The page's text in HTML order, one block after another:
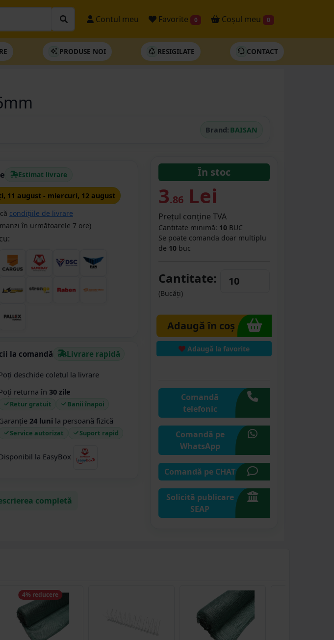
Contul meu Favorite 0 Coșul meu 0
PRODUSE NOI RESIGILATE CONTACT
Brand: BAISAN
Estimat livrare
11 august - miercuri, 12 august
condițiile de livrare
în următoarele 7 ore)
la comandă Livrare rapidă
deschide coletul la livrare
returna în 30 zile
Retur gratuit Banii înapoi
24 luni la persoană fizică
Service autorizat Suport rapid
la EasyBox
completă
În stoc
3.86 Lei
Prețul conține TVA
Cantitate minimă: 10 BUC
Se poate comanda doar multiplu
de 10 buc
Cantitate:
(Bucăți)
Adaugă în coș
Adaugă la favorite
Comandă
telefonic
Comandă pe
WhatsApp
Comandă pe CHAT
Solicită publicare
SEAP
4% reducere